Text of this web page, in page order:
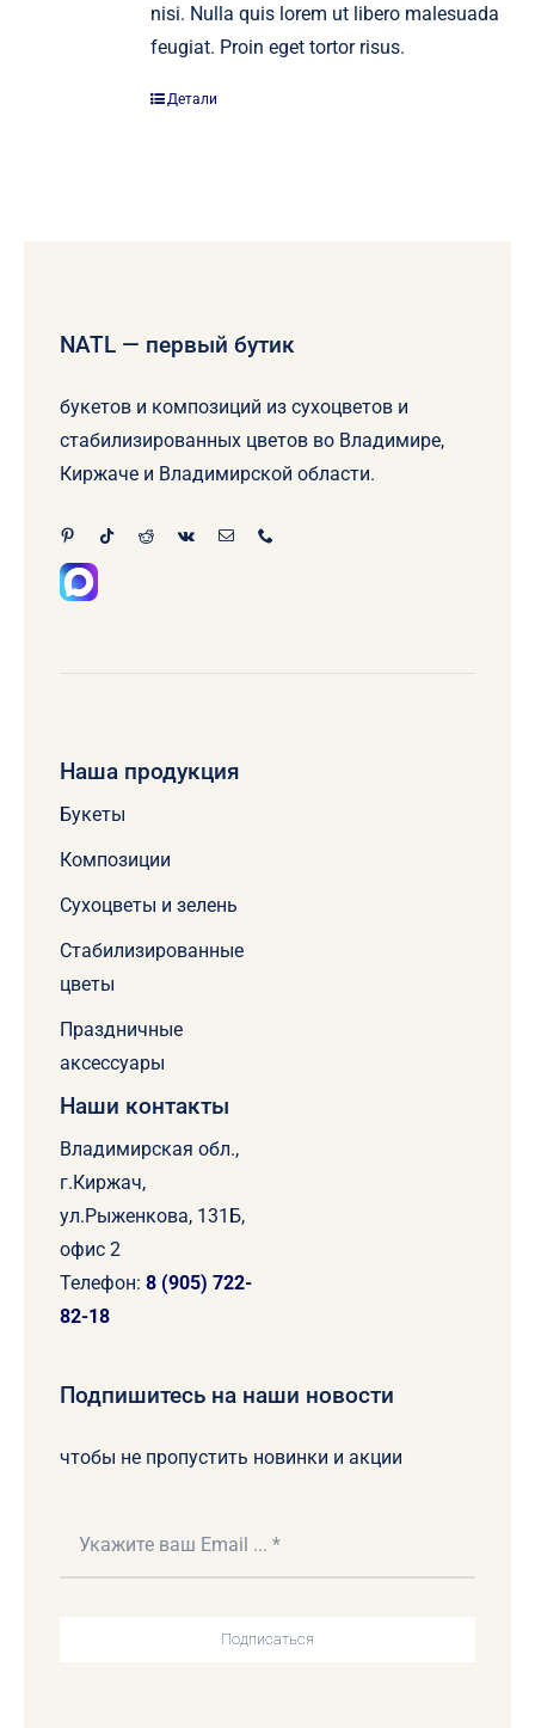
nisi. Nulla quis lorem ut libero malesuada
feugiat. Proin eget tortor risus.
Детали
NATL — первый бутик
букетов и композиций из сухоцветов и
стабилизированных цветов во Владимире,
Киржаче и Владимирской области.
Наша продукция
Букеты
Композиции
Сухоцветы и зелень
Стабилизированные
цветы
Праздничные
аксессуары
Наши контакты
Владимирская обл.,
г.Киржач,
ул.Рыженкова, 131Б,
офис 2
Телефон: 8 (905) 722-
82-18
Подпишитесь на наши новости
чтобы не пропустить новинки и акции
Подписаться